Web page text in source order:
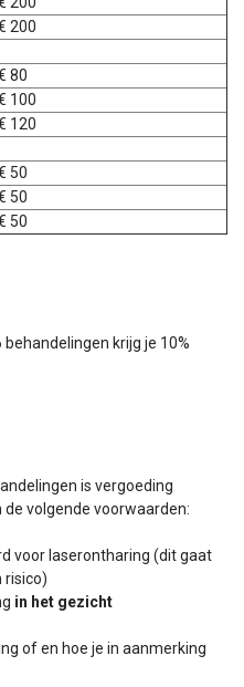
200
80
100
120
50
50
50
krijg je 10%
is vergoeding
de volgende voorwaarden:
voor laserontharing (dit gaat
risico)
in het gezicht
of en hoe je in aanmerking